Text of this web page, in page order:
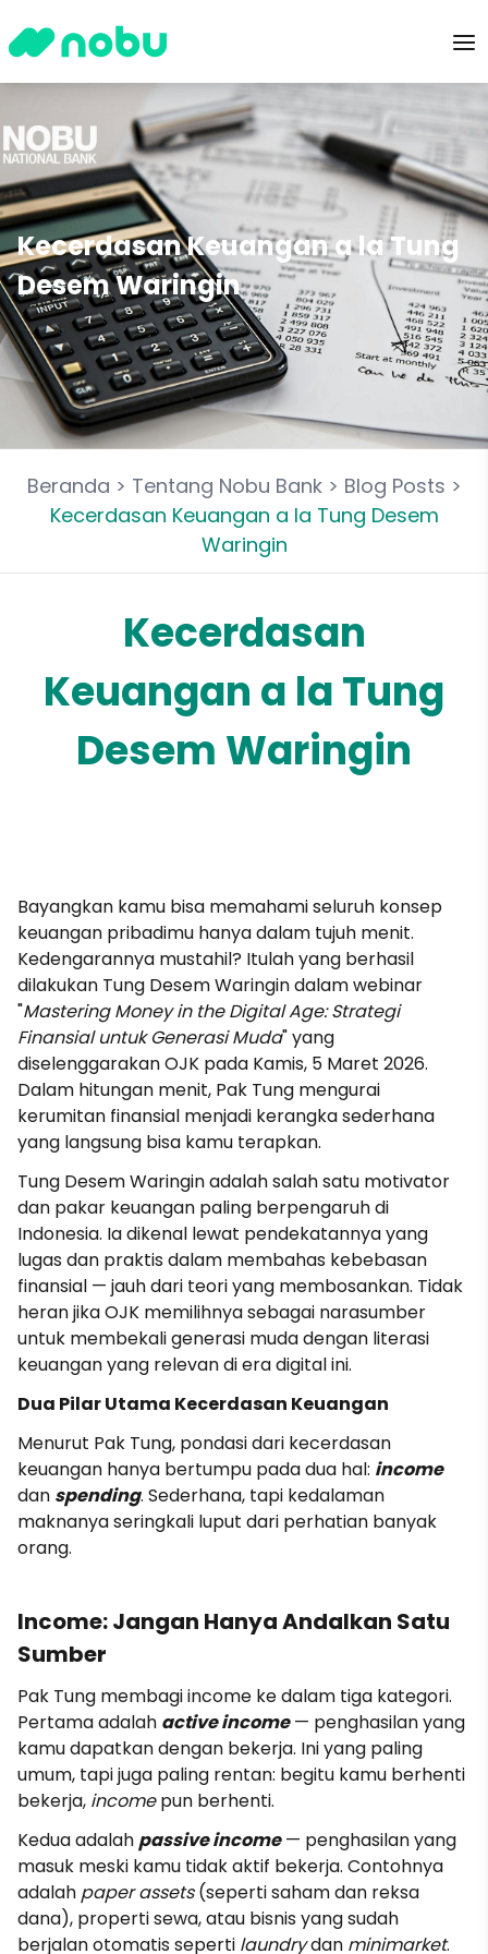
Kecerdasan Keuangan a la Tung
Desem Waringin
Beranda > Tentang Nobu Bank > Blog Posts >
Kecerdasan Keuangan a la Tung Desem
Waringin
Kecerdasan
Keuangan a la Tung
Desem Waringin
Bayangkan kamu bisa memahami seluruh konsep
keuangan pribadimu hanya dalam tujuh menit.
Kedengarannya mustahil? Itulah yang berhasil
dilakukan Tung Desem Waringin dalam webinar
"Mastering Money in the Digital Age: Strategi
Finansial untuk Generasi Muda" yang
diselenggarakan OJK pada Kamis, 5 Maret 2026.
Dalam hitungan menit, Pak Tung mengurai
kerumitan finansial menjadi kerangka sederhana
yang langsung bisa kamu terapkan.
Tung Desem Waringin adalah salah satu motivator
dan pakar keuangan paling berpengaruh di
Indonesia. Ia dikenal lewat pendekatannya yang
lugas dan praktis dalam membahas kebebasan
finansial — jauh dari teori yang membosankan. Tidak
heran jika OJK memilihnya sebagai narasumber
untuk membekali generasi muda dengan literasi
keuangan yang relevan di era digital ini.
Dua Pilar Utama Kecerdasan Keuangan
Menurut Pak Tung, pondasi dari kecerdasan
keuangan hanya bertumpu pada dua hal: income
dan spending. Sederhana, tapi kedalaman
maknanya seringkali luput dari perhatian banyak
orang.
Income: Jangan Hanya Andalkan Satu
Sumber
Pak Tung membagi income ke dalam tiga kategori.
Pertama adalah active income— penghasilan yang
kamu dapatkan dengan bekerja. Ini yang paling
umum, tapi juga paling rentan: begitu kamu berhenti
bekerja, incomepun berhenti.
Kedua adalahpassive income— penghasilan yang
masuk meski kamu tidak aktif bekerja. Contohnya
adalah paper assets(seperti saham dan reksa
dana), properti sewa, atau bisnis yang sudah
berjalan otomatis seperti laundrydan minimarket.